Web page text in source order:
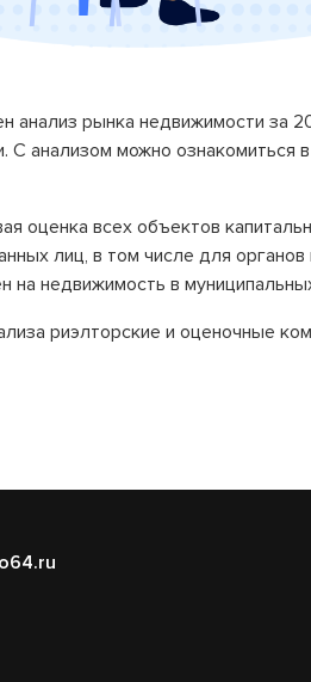
анализ рынка недвижимости за
анализом можно ознакомиться
оценка всех объектов
лиц, в том числе для
на недвижимость в
риэлторские и оценочные